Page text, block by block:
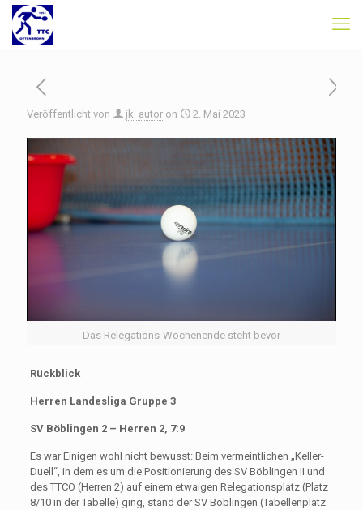
Veröffentlicht von jk_autor on 2. Mai 2023
Das Relegations-Wochenende steht bevor
Rückblick
Herren Landesliga Gruppe 3
SV Böblingen 2 – Herren 2, 7:9
Es war Einigen wohl nicht bewusst: Beim vermeintlichen „Keller-
Duell“, in dem es um die Positionierung des SV Böblingen II und
des TTCO (Herren 2) auf einem etwaigen Relegationsplatz (Platz
8/10 in der Tabelle) ging, stand der SV Böblingen (Tabellenplatz